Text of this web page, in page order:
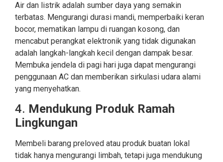
Air dan listrik adalah sumber daya yang semakin
terbatas. Mengurangi durasi mandi, memperbaiki keran
bocor, mematikan lampu di ruangan kosong, dan
mencabut perangkat elektronik yang tidak digunakan
adalah langkah-langkah kecil dengan dampak besar.
Membuka jendela di pagi hari juga dapat mengurangi
penggunaan AC dan memberikan sirkulasi udara alami
yang menyehatkan.
4. Mendukung Produk Ramah
Lingkungan
Membeli barang preloved atau produk buatan lokal
tidak hanya mengurangi limbah, tetapi juga mendukung